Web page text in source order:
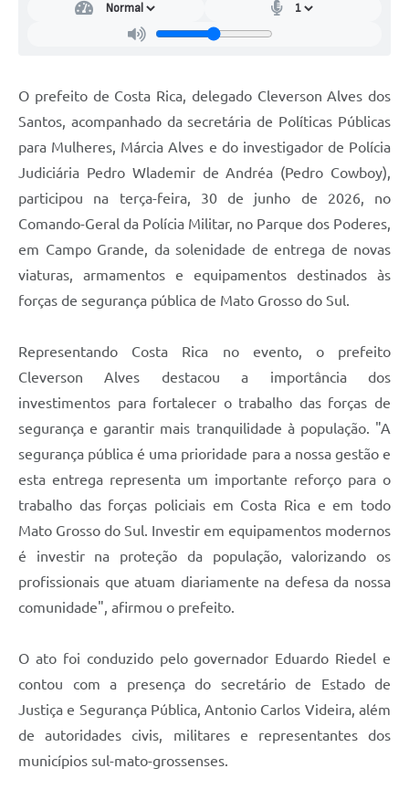
O prefeito de Costa Rica, delegado Cleverson Alves dos
Santos, acompanhado da secretária de Políticas Públicas
para Mulheres, Márcia Alves e do investigador de Polícia
Judiciária Pedro Wlademir de Andréa (Pedro Cowboy),
participou na terça-feira, 30 de junho de 2026, no
Comando-Geral da Polícia Militar, no Parque dos Poderes,
em Campo Grande, da solenidade de entrega de novas
viaturas, armamentos e equipamentos destinados às
forças de segurança pública de Mato Grosso do Sul.
Representando Costa Rica no evento, o prefeito
Cleverson Alves destacou a importância dos
investimentos para fortalecer o trabalho das forças de
segurança e garantir mais tranquilidade à população. "A
segurança pública é uma prioridade para a nossa gestão e
esta entrega representa um importante reforço para o
trabalho das forças policiais em Costa Rica e em todo
Mato Grosso do Sul. Investir em equipamentos modernos
é investir na proteção da população, valorizando os
profissionais que atuam diariamente na defesa da nossa
comunidade", afirmou o prefeito.
O ato foi conduzido pelo governador Eduardo Riedel e
contou com a presença do secretário de Estado de
Justiça e Segurança Pública, Antonio Carlos Videira, além
de autoridades civis, militares e representantes dos
municípios sul-mato-grossenses.